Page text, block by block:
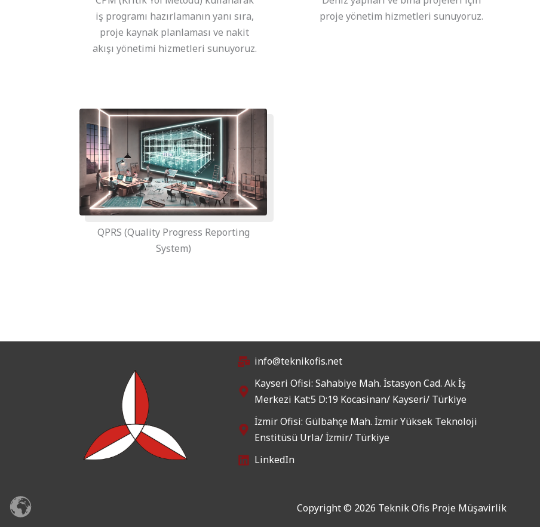
iş programı hazırlamanın yanı sıra,
proje kaynak planlaması ve nakit
akışı yönetimi hizmetleri sunuyoruz.
proje yönetim hizmetleri sunuyoruz.
QPRS (Quality Progress Reporting
System)
info@teknikofis.net
Kayseri Ofisi: Sahabiye Mah. İstasyon Cad. Ak İş
Merkezi Kat:5 D:19 Kocasinan/ Kayseri/ Türkiye
İzmir Ofisi: Gülbahçe Mah. İzmir Yüksek Teknoloji
Enstitüsü Urla/ İzmir/ Türkiye
LinkedIn
Copyright © 2026 Teknik Ofis Proje Müşavirlik